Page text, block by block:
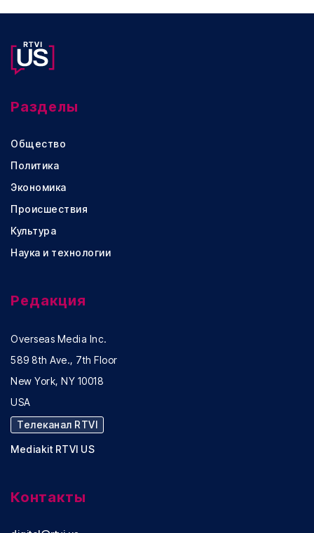
Разделы
Общество
Политика
Экономика
Происшествия
Культура
Наука и технологии
Редакция
Overseas Media Inc.
589 8th Ave., 7th Floor
New York, NY 10018
USA
Телеканал RTVI
Mediakit RTVI US
Контакты